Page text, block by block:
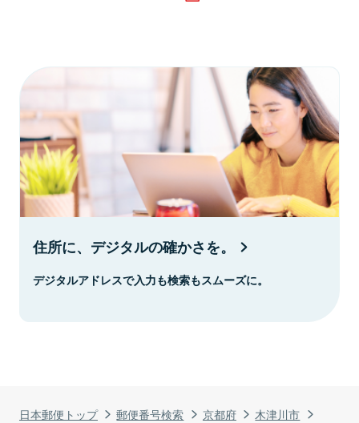
日本郵便トップ 郵便番号検索 京都府
木津川市
住所に、デジタルの確かさを。
デジタルアドレスで入力も検索もスムーズに。